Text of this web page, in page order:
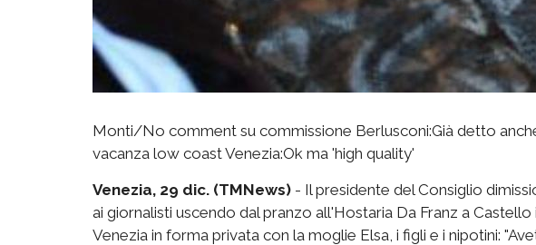
Monti/No comment su commissione Berlusconi:Già detto
vacanza low coast Venezia:Ok ma 'high quality'
Venezia, 29 dic. (TMNews) - Il presidente del Consiglio
ai giornalisti uscendo dal pranzo all'Hostaria Da Franz a
Venezia in forma privata con la moglie Elsa, i figli e i nipotini: